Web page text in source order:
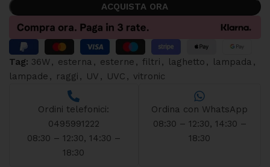
ACQUISTA ORA
Tag: 36W, esterna , esterne , filtri , laghetto , lampada ,
lampade , raggi , UV , UVC , vitronic
Ordini telefonici:
0495991222
08:30 – 12:30, 14:30 –
18:30
Ordina con WhatsApp
08:30 – 12:30, 14:30 –
18:30